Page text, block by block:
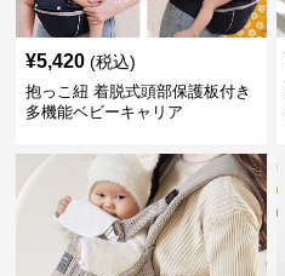
¥5,420 (税込)
抱っこ紐 着脱式頭部保護板付き
多機能ベビーキャリア